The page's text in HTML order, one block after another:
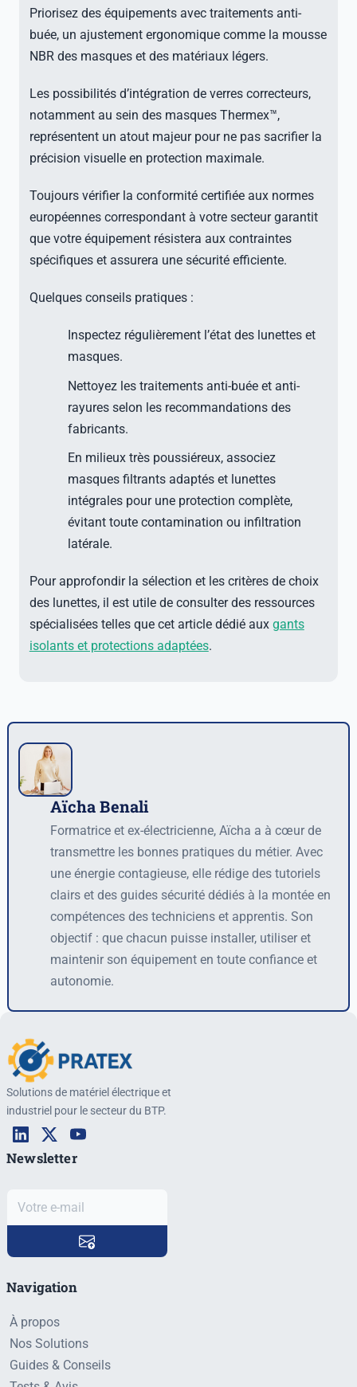
Priorisez des équipements avec traitements anti-
buée, un ajustement ergonomique comme la mousse
NBR des masques et des matériaux légers.
Les possibilités d’intégration de verres correcteurs,
notamment au sein des masques Thermex™,
représentent un atout majeur pour ne pas sacrifier la
précision visuelle en protection maximale.
Toujours vérifier la conformité certifiée aux normes
européennes correspondant à votre secteur garantit
que votre équipement résistera aux contraintes
spécifiques et assurera une sécurité efficiente.
Quelques conseils pratiques :
Inspectez régulièrement l’état des lunettes et
masques.
Nettoyez les traitements anti-buée et anti-
rayures selon les recommandations des
fabricants.
En milieux très poussiéreux, associez
masques filtrants adaptés et lunettes
intégrales pour une protection complète,
évitant toute contamination ou infiltration
latérale.
Pour approfondir la sélection et les critères de choix
des lunettes, il est utile de consulter des ressources
spécialisées telles que cet article dédié aux gants
isolants et protections adaptées.
AuteurAïcha Benali
Formatrice et ex-électricienne, Aïcha a à cœur de
transmettre les bonnes pratiques du métier. Avec
une énergie contagieuse, elle rédige des tutoriels
clairs et des guides sécurité dédiés à la montée en
compétences des techniciens et apprentis. Son
objectif : que chacun puisse installer, utiliser et
maintenir son équipement en toute confiance et
autonomie.
Solutions de matériel électrique et
industriel pour le secteur du BTP.
Navigation
À propos
Nos Solutions
Guides & Conseils
Newsletter